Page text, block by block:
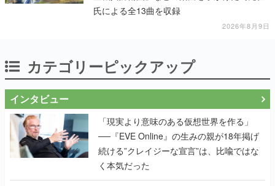
氏による全13曲を収録
2026年8月9日
カテゴリーピックアップ
インタビュー
「現実より意味のある仮想世界を作る」
──『EVE Online』の生みの親が18年掲げ
続ける”クレイジーな宣言”は、比喩ではな
く本気だった